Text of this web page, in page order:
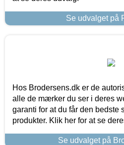
Se udvalget på
Hos Brodersens.dk er de
alle de mærker du ser i deres
garanti for at du får den bedste
produkter. Klik her for at se
Se udvalget på